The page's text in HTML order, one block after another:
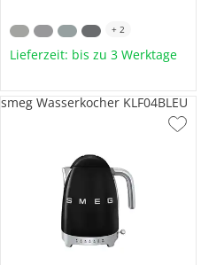
+ 2
Lieferzeit: bis zu 3 Werktage
smeg Wasserkocher KLF04BLEU